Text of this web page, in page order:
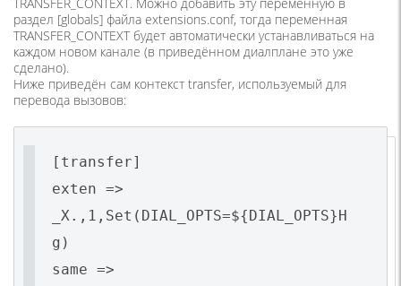
раздел [globals] файла extensions.conf, тогда переменная
TRANSFER_CONTEXT будет автоматически устанавливаться на
каждом новом канале (в приведённом диалплане это уже
сделано).
Ниже приведён сам контекст transfer, используемый для
перевода вызовов:
[transfer]
exten =>
_X.,1,Set(DIAL_OPTS=${DIAL_OPTS}H
g)
same =>